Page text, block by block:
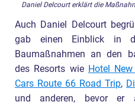
Daniel Delcourt erklärt die
Auch Daniel Delcourt
gab einen Einblick in
Baumaßnahmen an den
des Resorts wie Hotel
Cars Route 66 Road Trip,
und anderen, bevor er